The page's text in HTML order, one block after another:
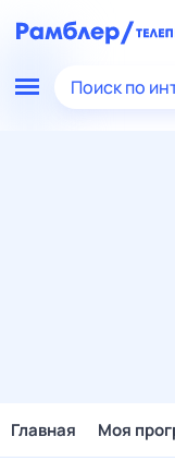
Поиск по
Главная Моя